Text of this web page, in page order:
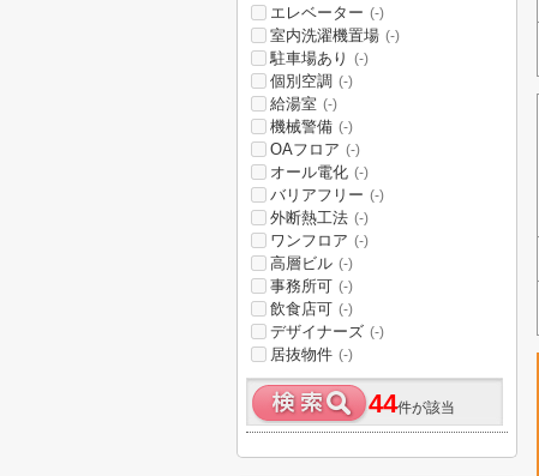
エレベーター (-)
室内洗濯機置場 (-)
駐車場あり (-)
個別空調 (-)
給湯室 (-)
機械警備 (-)
OAフロア (-)
オール電化 (-)
バリアフリー (-)
外断熱工法 (-)
ワンフロア (-)
高層ビル (-)
事務所可 (-)
飲食店可 (-)
デザイナーズ (-)
居抜物件 (-)
44件が該当